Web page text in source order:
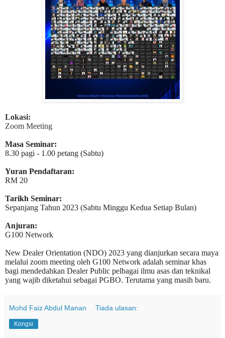
Lokasi:
Zoom Meeting
Masa Seminar:
8.30 pagi - 1.00 petang (Sabtu)
Yuran Pendaftaran:
RM 20
Tarikh Seminar:
Sepanjang Tahun 2023 (Sabtu Minggu Kedua Setiap Bulan)
Anjuran:
G100 Network
New Dealer Orientation (NDO) 2023 yang dianjurkan secara maya
melalui zoom meeting oleh G100 Network adalah seminar khas
bagi mendedahkan Dealer Public pelbagai ilmu asas dan teknikal
yang wajib diketahui sebagai PGBO. Terutama yang masih baru.
Mohd Faiz Abdul Manan Tiada ulasan:
Kongsi